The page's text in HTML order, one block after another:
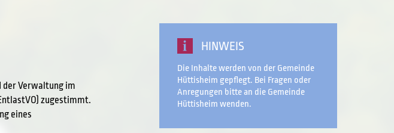
der Verwaltung im
zugestimmt.
eines
HINWEIS
Die Inhalte werden von der Gemeinde
Hüttisheim gepflegt. Bei Fragen oder
Anregungen bitte an die Gemeinde
Hüttisheim wenden.